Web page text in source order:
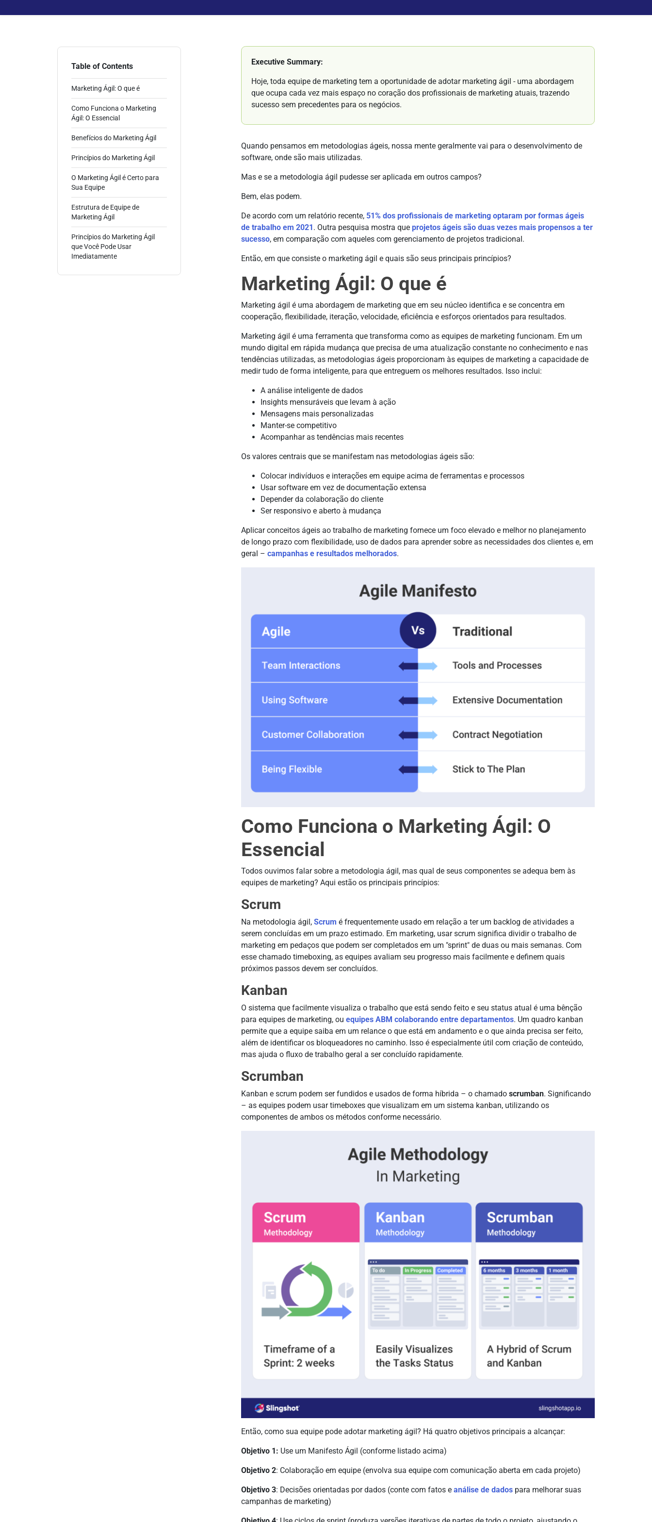
Table of Contents
Marketing Ágil: O que é
Como Funciona o Marketing
Ágil: O Essencial
Benefícios do Marketing Ágil
Princípios do Marketing Ágil
O Marketing Ágil é Certo para
Sua Equipe
Estrutura de Equipe de
Marketing Ágil
Princípios do Marketing Ágil
que Você Pode Usar
Imediatamente
Executive Summary:
Hoje, toda equipe de marketing tem a oportunidade de adotar marketing ágil - uma abordagem
que ocupa cada vez mais espaço no coração dos profissionais de marketing atuais, trazendo
sucesso sem precedentes para os negócios.
Quando pensamos em metodologias ágeis, nossa mente geralmente vai para o desenvolvimento de
software, onde são mais utilizadas.
Mas e se a metodologia ágil pudesse ser aplicada em outros campos?
Bem, elas podem.
De acordo com um relatório recente, 51% dos profissionais de marketing optaram por formas ágeis
de trabalho em 2021. Outra pesquisa mostra queprojetos ágeis são duas vezes mais propensos a ter
sucesso, em comparação com aqueles com gerenciamento de projetos tradicional.
Então, em que consiste o marketing ágil e quais são seus principais princípios?
Marketing Ágil: O que é
Marketing ágil é uma abordagem de marketing que em seu núcleo identifica e se concentra em
cooperação, flexibilidade, iteração, velocidade, eficiência e esforços orientados para resultados.
Marketing ágil é uma ferramenta que transforma como as equipes de marketing funcionam. Em um
mundo digital em rápida mudança que precisa de uma atualização constante no conhecimento e nas
tendências utilizadas, as metodologias ágeis proporcionam às equipes de marketing a capacidade de
medir tudo de forma inteligente, para que entreguem os melhores resultados. Isso inclui:
A análise inteligente de dados
Insights mensuráveis que levam à ação
Mensagens mais personalizadas
Manter-se competitivo
Acompanhar as tendências mais recentes
Os valores centrais que se manifestam nas metodologias ágeis são:
Colocar indivíduos e interações em equipe acima de ferramentas e processos
Usar software em vez de documentação extensa
Depender da colaboração do cliente
Ser responsivo e aberto à mudança
Aplicar conceitos ágeis ao trabalho de marketing fornece um foco elevado e melhor no planejamento
de longo prazo com flexibilidade, uso de dados para aprender sobre as necessidades dos clientes e, em
geral –campanhas e resultados melhorados.
Como Funciona o Marketing Ágil: O
Essencial
Todos ouvimos falar sobre a metodologia ágil, mas qual de seus componentes se adequa bem às
equipes de marketing? Aqui estão os principais princípios:
Scrum
Na metodologia ágil,Scrum é frequentemente usado em relação a ter um backlog de atividades a
serem concluídas em um prazo estimado. Em marketing, usar scrum significa dividir o trabalho de
marketing em pedaços que podem ser completados em um "sprint" de duas ou mais semanas. Com
esse chamado timeboxing, as equipes avaliam seu progresso mais facilmente e definem quais
próximos passos devem ser concluídos.
Kanban
O sistema que facilmente visualiza o trabalho que está sendo feito e seu status atual é uma bênção
para equipes de marketing, ouequipes ABM colaborando entre departamentos. Um quadro kanban
permite que a equipe saiba em um relance o que está em andamento e o que ainda precisa ser feito,
além de identificar os bloqueadores no caminho. Isso é especialmente útil com criação de conteúdo,
mas ajuda o fluxo de trabalho geral a ser concluído rapidamente.
Scrumban
Kanban e scrum podem ser fundidos e usados de forma híbrida – o chamadoscrumban. Significando
– as equipes podem usar timeboxes que visualizam em um sistema kanban, utilizando os
componentes de ambos os métodos conforme necessário.
Então, como sua equipe pode adotar marketing ágil? Há quatro objetivos principais a alcançar:
Objetivo 1: Use um Manifesto Ágil (conforme listado acima)
Objetivo 2: Colaboração em equipe (envolva sua equipe com comunicação aberta em cada projeto)
Objetivo 3: Decisões orientadas por dados (conte com fatos eanálise de dados para melhorar suas
campanhas de marketing)